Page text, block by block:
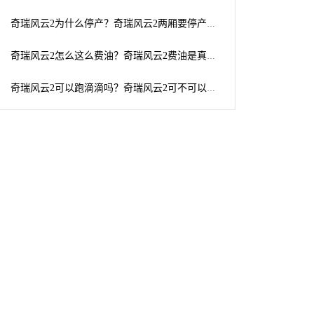
奇瑞风云2为什么停产？奇瑞风云2两厢要停产了吗?
奇瑞风云2怎么这么费油？奇瑞风云2费油是真的吗
奇瑞风云2可以跑滴滴吗？奇瑞风云2可不可以申请滴滴打车